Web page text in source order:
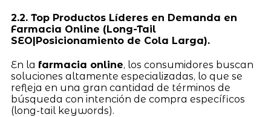
2.2. Top Productos Líderes en Demanda en
Farmacia Online (Long-Tail
SEO|Posicionamiento de Cola Larga).
En la farmacia online, los consumidores buscan
soluciones altamente especializadas, lo que se
refleja en una gran cantidad de términos de
búsqueda con intención de compra específicos
(long-tail keywords).